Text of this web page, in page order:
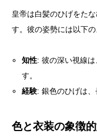
皇帝は白髪のひげをた
す。彼の姿勢には以下
知性: 彼の深い視線は
す。
経験: 銀色のひげは、
色と衣装の象徴